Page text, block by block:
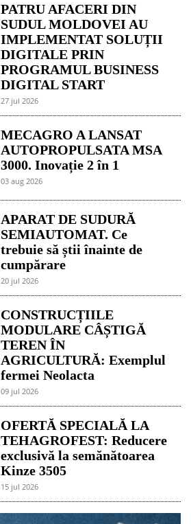
PATRU AFACERI DIN
SUDUL MOLDOVEI AU
IMPLEMENTAT SOLUȚII
DIGITALE PRIN
PROGRAMUL BUSINESS
DIGITAL START
27 jul 2026
MECAGRO A LANSAT
AUTOPROPULSATA MSA
3000. Inovație 2 în 1
03 aug 2026
APARAT DE SUDURĂ
SEMIAUTOMAT. Ce
trebuie să știi înainte de
cumpărare
20 jul 2026
CONSTRUCȚIILE
MODULARE CÂȘTIGĂ
TEREN ÎN
AGRICULTURĂ: Exemplul
fermei Neolacta
09 jul 2026
OFERTĂ SPECIALĂ LA
TEHAGROFEST: Reducere
exclusivă la semănătoarea
Kinze 3505
15 jul 2026